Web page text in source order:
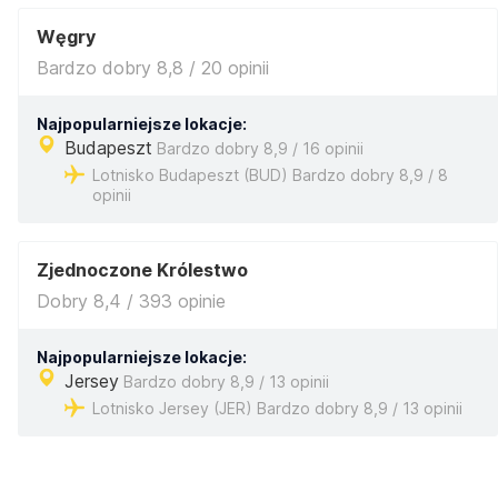
Węgry
Bardzo dobry 8,8 / 20 opinii
Najpopularniejsze lokacje:
Budapeszt Bardzo dobry 8,9 / 16 opinii
Lotnisko Budapeszt (BUD) Bardzo dobry 8,9 / 8
opinii
Zjednoczone Królestwo
Dobry 8,4 / 393 opinie
Najpopularniejsze lokacje:
Jersey Bardzo dobry 8,9 / 13 opinii
Lotnisko Jersey (JER) Bardzo dobry 8,9 / 13 opinii